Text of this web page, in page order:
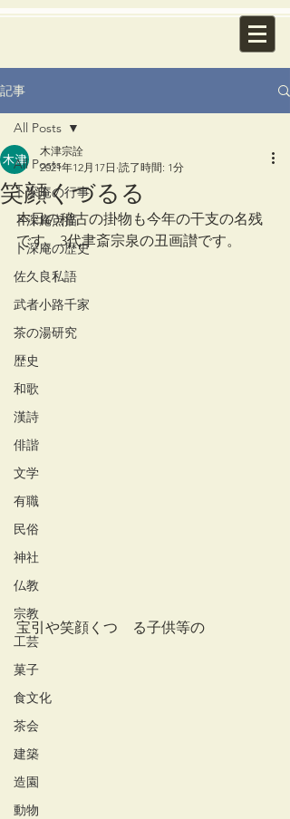
記事
All Posts
卜深庵の行事
卜深庵点描
卜深庵の歴史
佐久良私語
武者小路千家
茶の湯研究
歴史
和歌
漢詩
俳諧
文学
有職
民俗
神社
仏教
宗教
工芸
菓子
食文化
茶会
建築
造園
動物
All Posts
笑顔くづるる
木津宗詮
2021年12月17日 読了時間: 1分
本日の稽古の掛物も今年の干支の名残
です。3代聿斎宗泉の丑画讃です。
宝引や笑顔くつゝる子供等の